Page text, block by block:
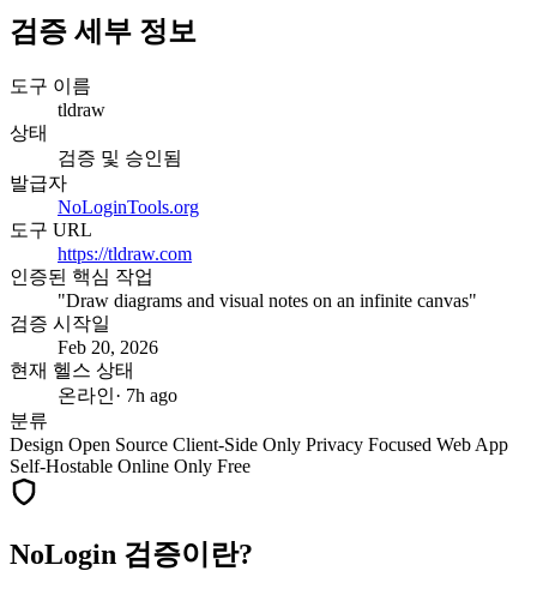
검증 세부 정보
도구 이름
tldraw
상태
검증 및 승인됨
발급자
NoLoginTools.org
도구 URL
https://tldraw.com
인증된 핵심 작업
"Draw diagrams and visual notes on an infinite canvas"
검증 시작일
Feb 20, 2026
현재 헬스 상태
온라인· 7h ago
분류
Design Open Source Client-Side Only Privacy Focused Web App
Self-Hostable Online Only Free
NoLogin 검증이란?